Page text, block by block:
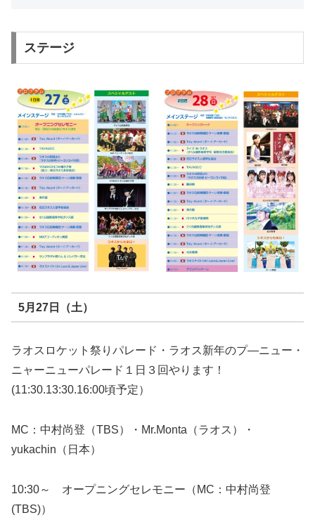
ステージ
5月27日（土）
ラオスロケット祭りパレード・ラオス新年のプ―ニュー・
ニャーニューパレード１日３回やります！
(11:30.13:30.16:00頃予定）
MC：中村尚登（TBS）・Mr.Monta（ラオス）・
yukachin（日本）
10:30～ オープニングセレモニー（MC：中村尚登
(TBS)）